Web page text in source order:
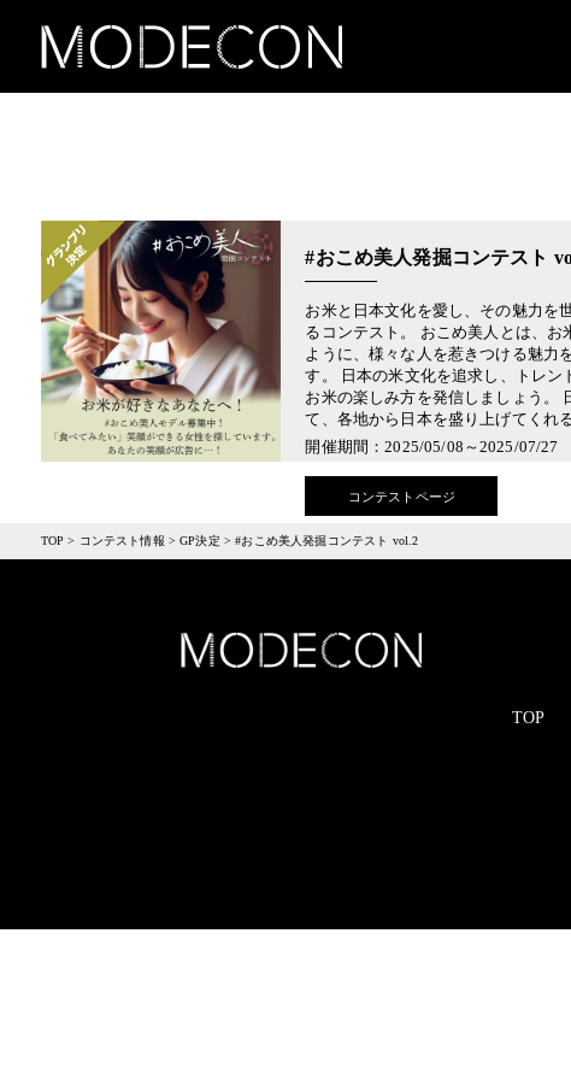
#おこめ美人発掘コンテスト
お米と日本文化を愛し、その魅力を
るコンテスト。 おこめ美人とは、お
ように、様々な人を惹きつける魅力
す。 日本の米文化を追求し、トレン
お米の楽しみ方を発信しましょう。
て、各地から日本を盛り上げてくれ
開催期間：2025/05/08～2025/07/27
コンテストページ
TOP > コンテスト情報 >GP決定 >#おこめ美人発掘コンテスト vol.2
TOP